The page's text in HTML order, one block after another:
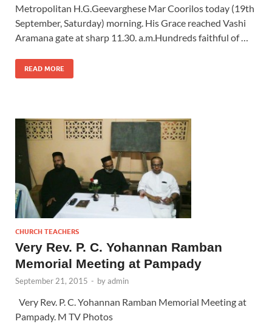
Metropolitan H.G.Geevarghese Mar Coorilos today (19th
September, Saturday) morning. His Grace reached Vashi
Aramana gate at sharp 11.30. a.m.Hundreds faithful of …
READ MORE
CHURCH TEACHERS
Very Rev. P. C. Yohannan Ramban
Memorial Meeting at Pampady
September 21, 2015 - byadmin
Very Rev. P. C. Yohannan Ramban Memorial Meeting at
Pampady. M TV Photos